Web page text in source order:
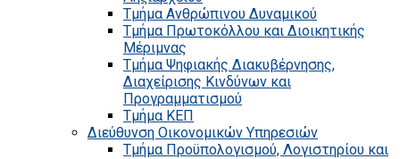
Τμήμα Ανθρώπινου Δυναμικού
Τμήμα Πρωτοκόλλου και Διοικητικής
Μέριμνας
Τμήμα Ψηφιακής Διακυβέρνησης,
Διαχείρισης Κινδύνων και
Προγραμματισμού
Τμήμα ΚΕΠ
Διεύθυνση Οικονομικών Υπηρεσιών
Τμήμα Προϋπολογισμού, Λογιστηρίου και